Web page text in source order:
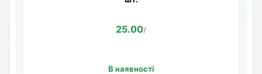
25.00/
В наявності